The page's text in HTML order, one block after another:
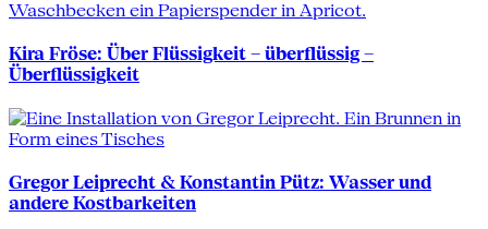
Kira Fröse: Über Flüssigkeit – überflüssig –
Überflüssigkeit
Gregor Leiprecht & Konstantin Pütz: Wasser und
andere Kostbarkeiten